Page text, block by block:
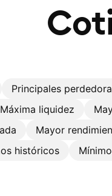
Principales
Máxima liquidez
Mayor
históricos